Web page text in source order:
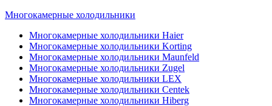
Многокамерные холодильники
Многокамерные холодильники Haier
Многокамерные холодильники Korting
Многокамерные холодильники Maunfeld
Многокамерные холодильники Zugel
Многокамерные холодильники LEX
Многокамерные холодильники Centek
Многокамерные холодильники Hiberg